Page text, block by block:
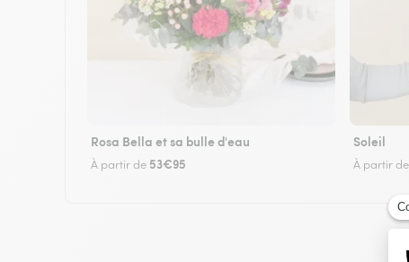
Rosa Bella et sa bulle d'eau
À partir de 53€95
Soleil
À partir de